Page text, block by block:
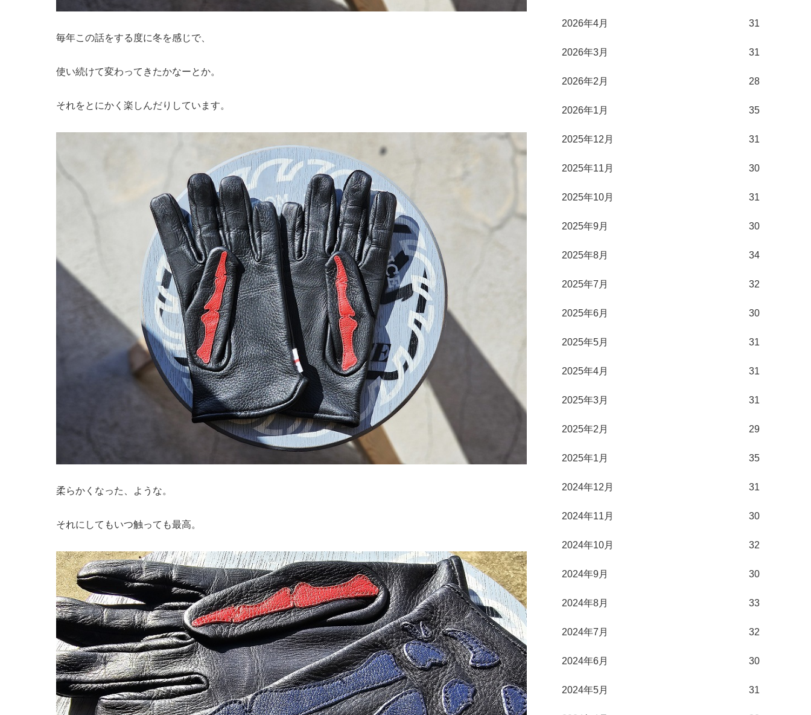
毎年この話をする度に冬を感じで、
使い続けて変わってきたかなーとか。
それをとにかく楽しんだりしています。
柔らかくなった、ような。
それにしてもいつ触っても最高。
2026年4月 31
2026年3月 31
2026年2月 28
2026年1月 35
2025年12月 31
2025年11月 30
2025年10月 31
2025年9月 30
2025年8月 34
2025年7月 32
2025年6月 30
2025年5月 31
2025年4月 31
2025年3月 31
2025年2月 29
2025年1月 35
2024年12月 31
2024年11月 30
2024年10月 32
2024年9月 30
2024年8月 33
2024年7月 32
2024年6月 30
2024年5月 31